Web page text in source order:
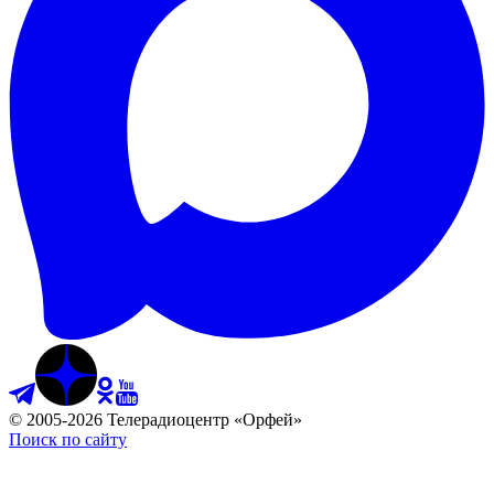
© 2005-2026 Телерадиоцентр «Орфей»
Поиск по сайту